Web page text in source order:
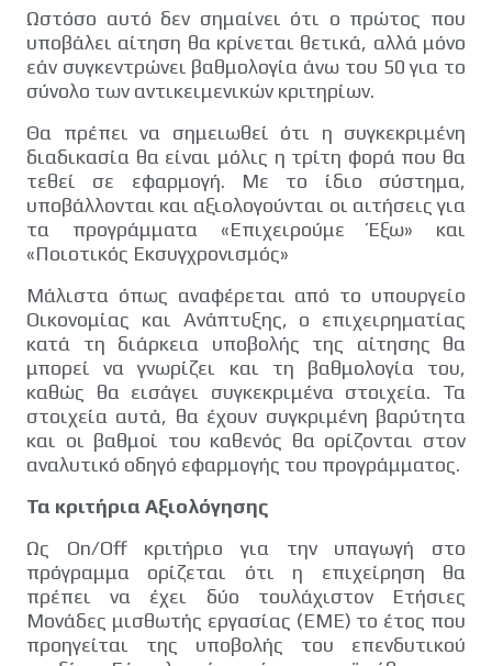
Ωστόσο αυτό δεν σημαίνει ότι ο πρώτος που
υποβάλει αίτηση θα κρίνεται θετικά, αλλά μόνο
εάν συγκεντρώνει βαθμολογία άνω του 50 για το
σύνολο των αντικειμενικών κριτηρίων.
Θα πρέπει να σημειωθεί ότι η συγκεκριμένη
διαδικασία θα είναι μόλις η τρίτη φορά που θα
τεθεί σε εφαρμογή. Με το ίδιο σύστημα,
υποβάλλονται και αξιολογούνται οι αιτήσεις για
τα προγράμματα «Επιχειρούμε Έξω» και
«Ποιοτικός Εκσυγχρονισμός»
Μάλιστα όπως αναφέρεται από το υπουργείο
Οικονομίας και Ανάπτυξης, ο επιχειρηματίας
κατά τη διάρκεια υποβολής της αίτησης θα
μπορεί να γνωρίζει και τη βαθμολογία του,
καθώς θα εισάγει συγκεκριμένα στοιχεία. Τα
στοιχεία αυτά, θα έχουν συγκριμένη βαρύτητα
και οι βαθμοί του καθενός θα ορίζονται στον
αναλυτικό οδηγό εφαρμογής του προγράμματος.
Τα κριτήρια Αξιολόγησης
Ως On/Off κριτήριο για την υπαγωγή στο
πρόγραμμα ορίζεται ότι η επιχείρηση θα
πρέπει να έχει δύο τουλάχιστον Ετήσιες
Μονάδες μισθωτής εργασίας (ΕΜΕ) το έτος που
προηγείται της υποβολής του επενδυτικού